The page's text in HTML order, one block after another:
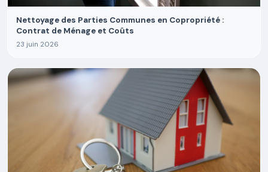
Nettoyage des Parties Communes en Copropriété :
Contrat de Ménage et Coûts
23 juin 2026